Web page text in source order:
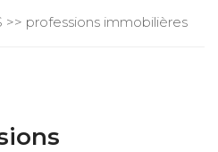
>> professions immobilières